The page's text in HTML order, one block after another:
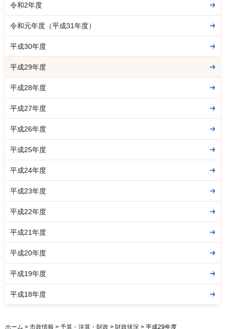
令和2年度
令和元年度（平成31年度）
平成30年度
平成29年度
平成28年度
平成27年度
平成26年度
平成25年度
平成24年度
平成23年度
平成22年度
平成21年度
平成20年度
平成19年度
平成18年度
ホーム > 市政情報 > 予算・決算・財政 > 財政状況 > 平成29年度